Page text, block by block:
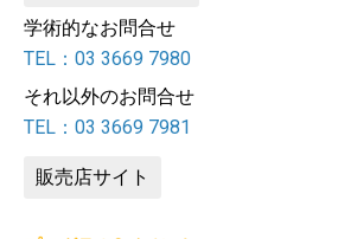
学術的なお問合せ
TEL：03 3669 7980
それ以外のお問合せ
TEL：03 3669 7981
販売店サイト